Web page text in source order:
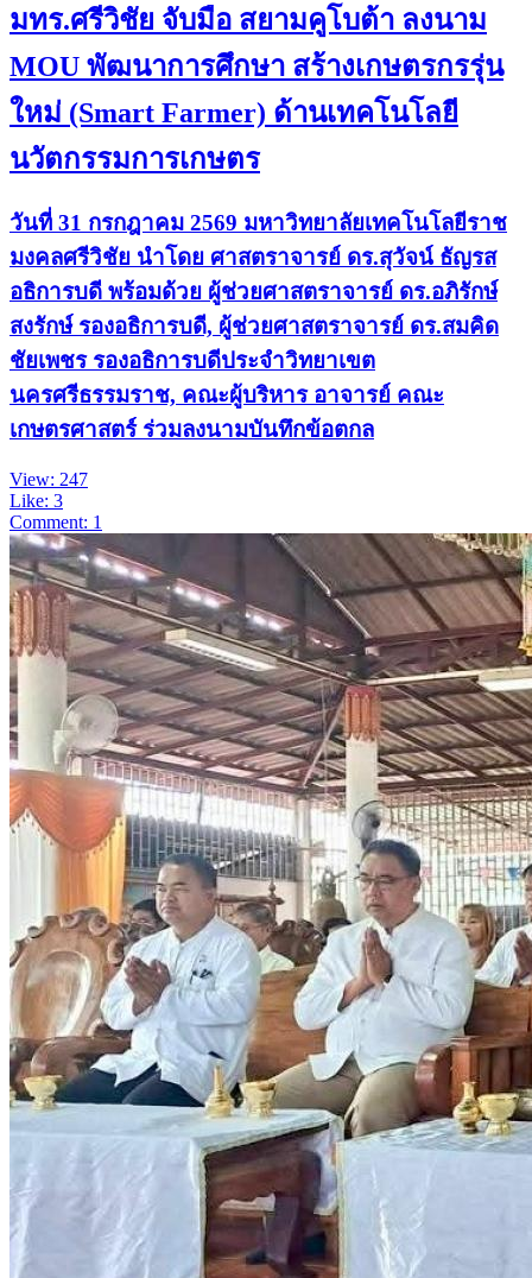
มทร.ศรีวิชัย จับมือ สยามคูโบต้า ลงนาม
MOU พัฒนาการศึกษา สร้างเกษตรกรรุ่น
ใหม่ (Smart Farmer) ด้านเทคโนโลยี
นวัตกรรมการเกษตร
วันที่ 31 กรกฎาคม 2569 มหาวิทยาลัยเทคโนโลยีราช
มงคลศรีวิชัย นำโดย ศาสตราจารย์ ดร.สุวัจน์ ธัญรส
อธิการบดี พร้อมด้วย ผู้ช่วยศาสตราจารย์ ดร.อภิรักษ์
สงรักษ์ รองอธิการบดี, ผู้ช่วยศาสตราจารย์ ดร.สมคิด
ชัยเพชร รองอธิการบดีประจำวิทยาเขต
นครศรีธรรมราช, คณะผู้บริหาร อาจารย์ คณะ
เกษตรศาสตร์ ร่วมลงนามบันทึกข้อตกล
View: 247
Like: 3
Comment: 1